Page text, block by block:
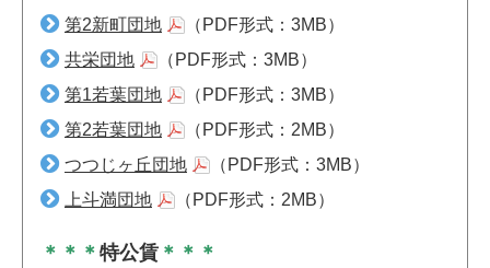
第2新町団地
（PDF形式：3MB）
共栄団地
（PDF形式：3MB）
第1若葉団地
（PDF形式：3MB）
第2若葉団地
（PDF形式：2MB）
つつじヶ丘団地
（PDF形式：3MB）
上斗満団地
（PDF形式：2MB）
＊＊＊ 特公賃＊＊＊